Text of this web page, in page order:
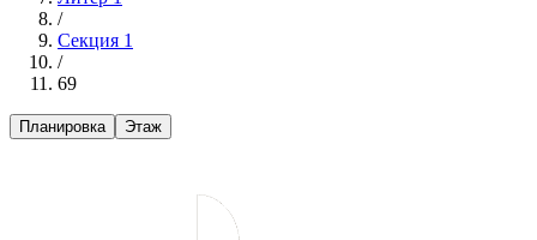
/
Секция 1
/
69
Планировка Этаж